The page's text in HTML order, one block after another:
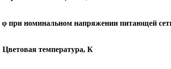
при номинальном напряжении питающей
Цветовая температура, К